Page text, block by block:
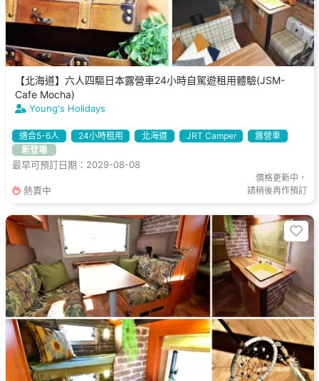
【北海道】六人四驅日本露營車24小時自駕遊租用體驗(JSM-
Cafe Mocha)
Young's Holidays
適合5-6人 24小時租用 北海道 JRT Camper
露營車
新登場
最早可預訂日期：2029-08-08
熱賣中
價格更新中，
請稍後再作預訂